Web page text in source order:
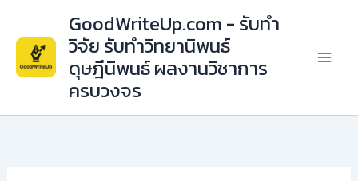
content
GoodWriteUp.com - รับทำ
วิจัย รับทำวิทยานิพนธ์
ดุษฎีนิพนธ์ ผลงานวิชาการ
ครบวงจร